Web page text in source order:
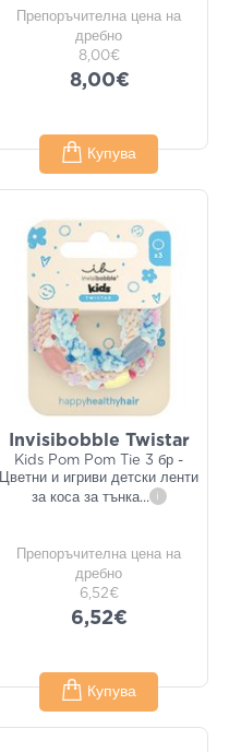
Препоръчителна цена на
дребно
8,00€
8,00€
Купува
Invisibobble Twistar
Kids Pom Pom Tie 3 бр -
Цветни и игриви детски ленти
за коса за тънка... i
Препоръчителна цена на
дребно
6,52€
6,52€
Купува